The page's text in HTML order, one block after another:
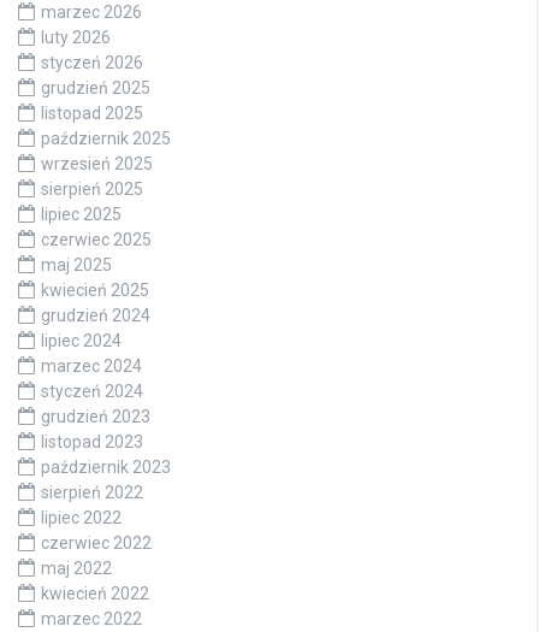
marzec 2026
luty 2026
styczeń 2026
grudzień 2025
listopad 2025
październik 2025
wrzesień 2025
sierpień 2025
lipiec 2025
czerwiec 2025
maj 2025
kwiecień 2025
grudzień 2024
lipiec 2024
marzec 2024
styczeń 2024
grudzień 2023
listopad 2023
październik 2023
sierpień 2022
lipiec 2022
czerwiec 2022
maj 2022
kwiecień 2022
marzec 2022